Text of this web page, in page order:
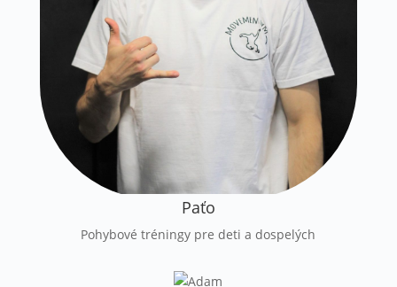
Paťo
Pohybové tréningy pre deti a dospelých